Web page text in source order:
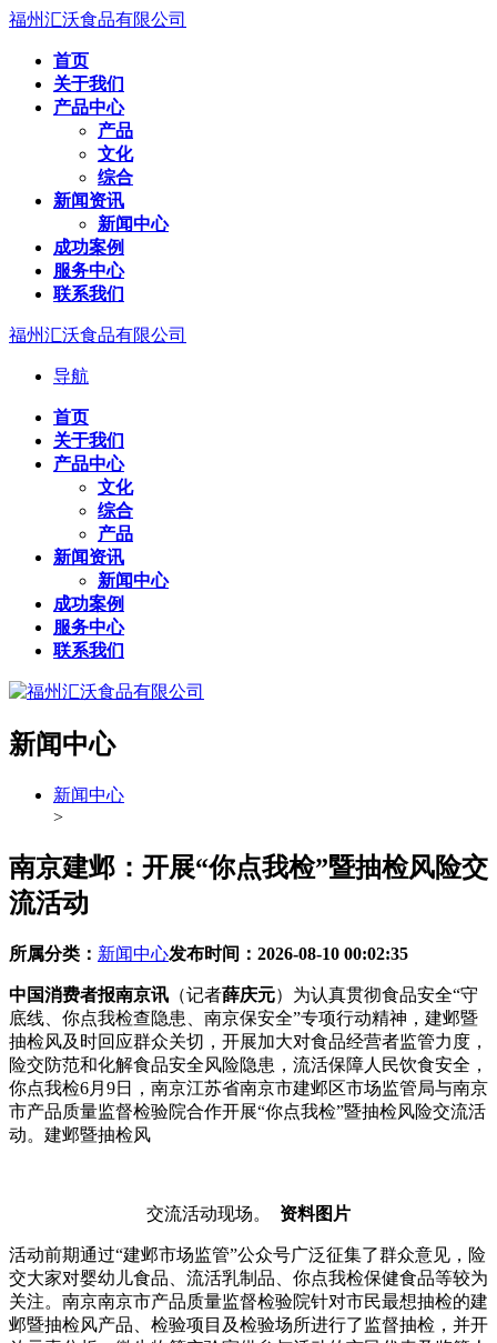
福州汇沃食品有限公司
首页
关于我们
产品中心
产品
文化
综合
新闻资讯
新闻中心
成功案例
服务中心
联系我们
福州汇沃食品有限公司
导航
首页
关于我们
产品中心
文化
综合
产品
新闻资讯
新闻中心
成功案例
服务中心
联系我们
新闻中心
新闻中心
>
南京建邺：开展“你点我检”暨抽检风险交
流活动
所属分类： 新闻中心发布时间： 2026-08-10 00:02:35
中国消费者报南京讯 （记者薛庆元）为认真贯彻食品安全“守
底线、你点我检查隐患、南京保安全”专项行动精神，建邺暨
抽检风及时回应群众关切，开展加大对食品经营者监管力度，
险交防范和化解食品安全风险隐患，流活保障人民饮食安全，
你点我检6月9日，南京江苏省南京市建邺区市场监管局与南京
市产品质量监督检验院合作开展“你点我检”暨抽检风险交流活
动。建邺暨抽检风
交流活动现场。 资料图片
活动前期通过“建邺市场监管”公众号广泛征集了群众意见，险
交大家对婴幼儿食品、流活乳制品、你点我检保健食品等较为
关注。南京南京市产品质量监督检验院针对市民最想抽检的建
邺暨抽检风产品、检验项目及检验场所进行了监督抽检，并开